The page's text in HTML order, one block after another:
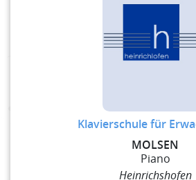
Klavierschule für
MOLSEN
Piano
Heinrichshofen